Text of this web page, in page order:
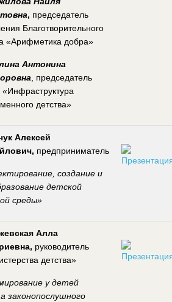
, председатель
Благотворительного
«Арифметика добра»
Антонина
, председатель
детства»
Алексей
предприниматель
создание и
детской
среды»
Алла
руководитель
детства»
у детей
законопослушного